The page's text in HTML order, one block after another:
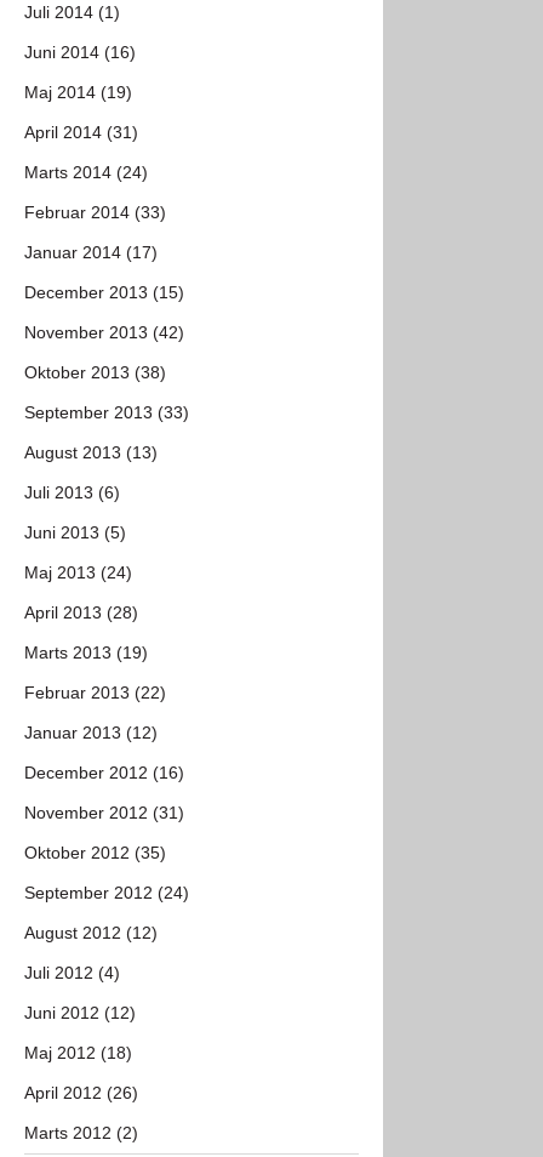
Juli 2014 (1)
Juni 2014 (16)
Maj 2014 (19)
April 2014 (31)
Marts 2014 (24)
Februar 2014 (33)
Januar 2014 (17)
December 2013 (15)
November 2013 (42)
Oktober 2013 (38)
September 2013 (33)
August 2013 (13)
Juli 2013 (6)
Juni 2013 (5)
Maj 2013 (24)
April 2013 (28)
Marts 2013 (19)
Februar 2013 (22)
Januar 2013 (12)
December 2012 (16)
November 2012 (31)
Oktober 2012 (35)
September 2012 (24)
August 2012 (12)
Juli 2012 (4)
Juni 2012 (12)
Maj 2012 (18)
April 2012 (26)
Marts 2012 (2)